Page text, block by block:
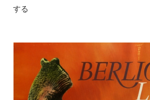
する